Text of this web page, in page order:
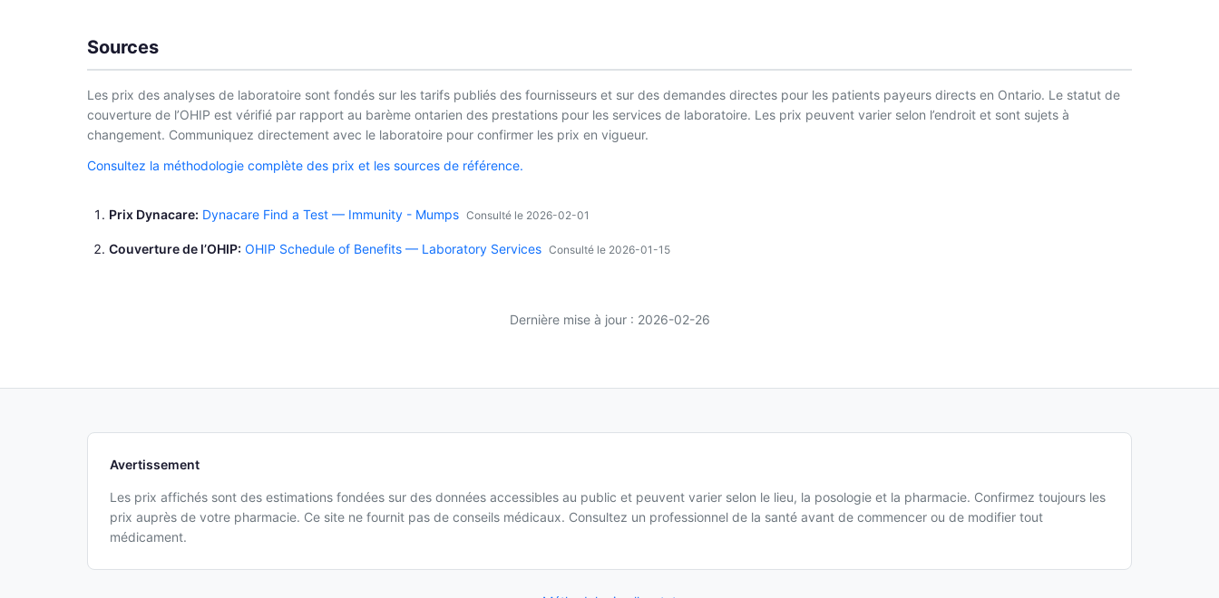
Sources
Les prix des analyses de laboratoire sont fondés sur les tarifs publiés des fournisseurs et sur des demandes directes pour les patients payeurs directs en Ontario. Le statut de
couverture de l’OHIP est vérifié par rapport au barème ontarien des prestations pour les services de laboratoire. Les prix peuvent varier selon l’endroit et sont sujets à
changement. Communiquez directement avec le laboratoire pour confirmer les prix en vigueur.
Consultez la méthodologie complète des prix et les sources de référence.
Prix Dynacare Dynacare Find a Test — Immunity - Mumps Consulté le 2026-02-01
Couverture de l’OHIP OHIP Schedule of Benefits — Laboratory Services Consulté le 2026-01-15
Dernière mise à jour : 2026-02-26
Avertissement
Les prix affichés sont des estimations fondées sur des données accessibles au public et peuvent varier selon le lieu, la posologie et la pharmacie. Confirmez toujours les
prix auprès de votre pharmacie. Ce site ne fournit pas de conseils médicaux. Consultez un professionnel de la santé avant de commencer ou de modifier tout
médicament.